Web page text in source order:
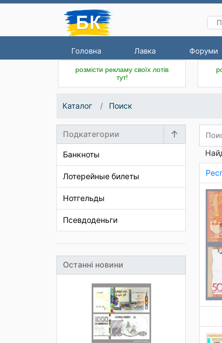
Головна Лавка Форуми
розмісти рекламу своїх лотів
тут!
Каталог Поиск
Подкатегории
Банкноты
Лотерейные билеты
Нотгельды
Псевдоденьги
Останні новини